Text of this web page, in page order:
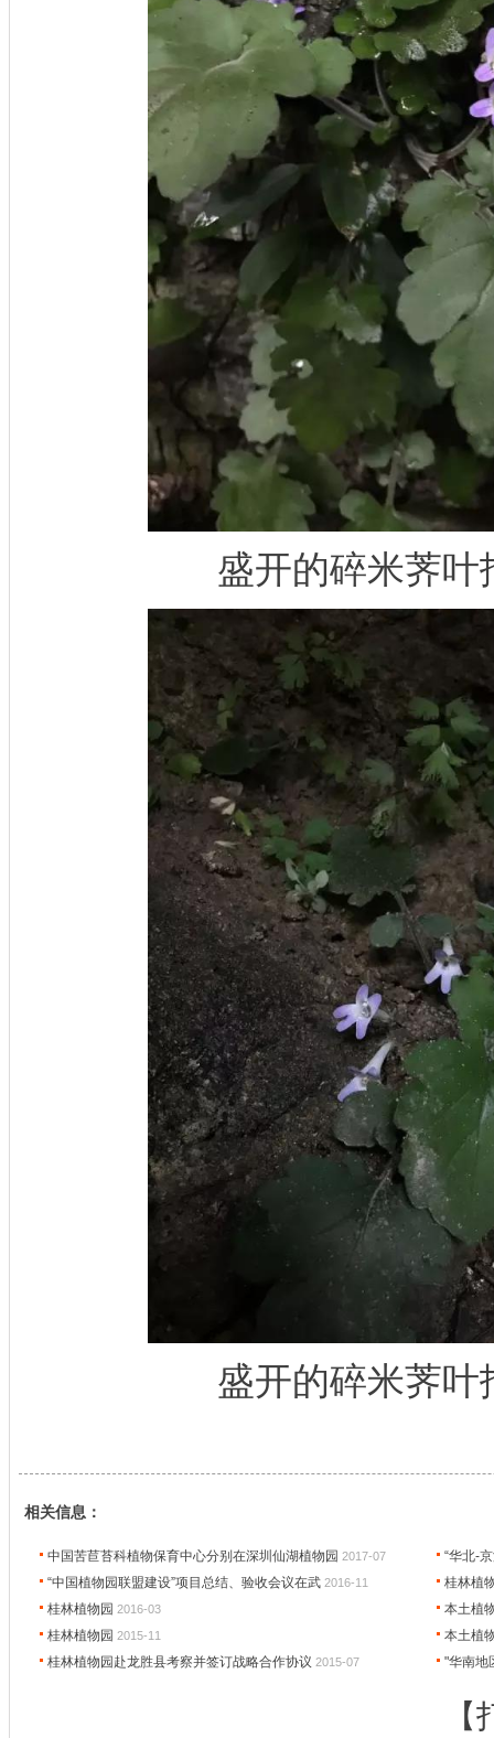
盛开的碎米荠叶
盛开的碎米荠叶
相关信息：
中国苦苣苔科植物保育中心分别在深圳仙湖植物园 2017-07
“华北-
“中国植物园联盟建设”项目总结、验收会议在武 2016-11
桂林植
桂林植物园 2016-03
本土植
桂林植物园 2015-11
本土植
桂林植物园赴龙胜县考察并签订战略合作协议 2015-07 "华南地